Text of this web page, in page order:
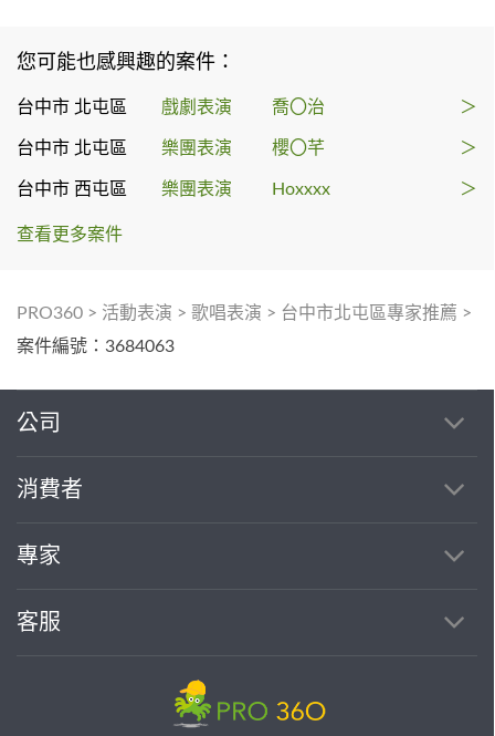
您可能也感興趣的案件：
台中市 北屯區 戲劇表演 喬〇治 ＞
台中市 北屯區 樂團表演 櫻〇芊 ＞
台中市 西屯區 樂團表演 Hoxxxx ＞
查看更多案件
PRO360 > 活動表演 > 歌唱表演 > 台中市北屯區專家推薦 >
案件編號：3684063
公司
消費者
專家
客服